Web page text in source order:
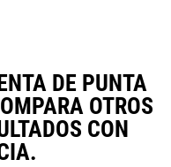
DE PUNTA
OTROS
CON